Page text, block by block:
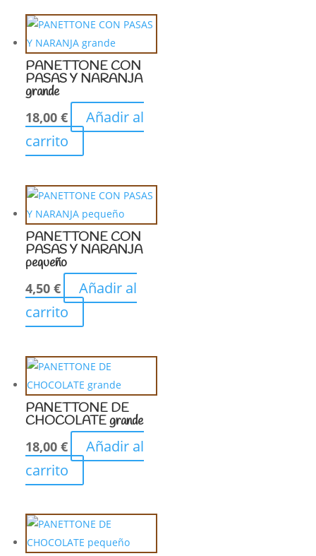
PANETTONE CON
PASAS Y NARANJA
grande
18,00€
Añadir al
carrito
PANETTONE CON
PASAS Y NARANJA
pequeño
4,50€
Añadir al
carrito
PANETTONE DE
CHOCOLATE grande
18,00€
Añadir al
carrito